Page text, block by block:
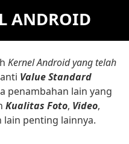
ANDROID
Kernel Android yang telah
Value Standard
penambahan lain yang
Kualitas Foto, Video,
lain penting lainnya.